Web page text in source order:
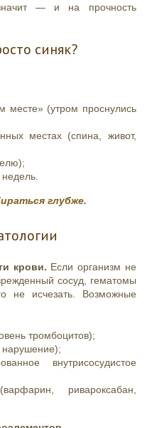
— и на прочность
синяк?
месте» (утром проснулись
местах (спина, живот,
глубже.
крови. Если организм не
сосуд, гематомы
не исчезать. Возможные
тромбоцитов);
нарушение);
внутрисосудистое
ривароксабан,